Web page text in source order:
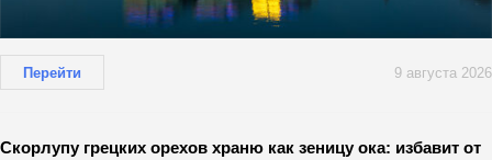
Перейти 9 августа 2026
Скорлупу грецких орехов храню как зеницу ока: избавит от